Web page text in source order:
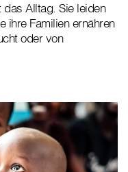
das Alltag. Sie leiden
ihre Familien ernähren
oder von